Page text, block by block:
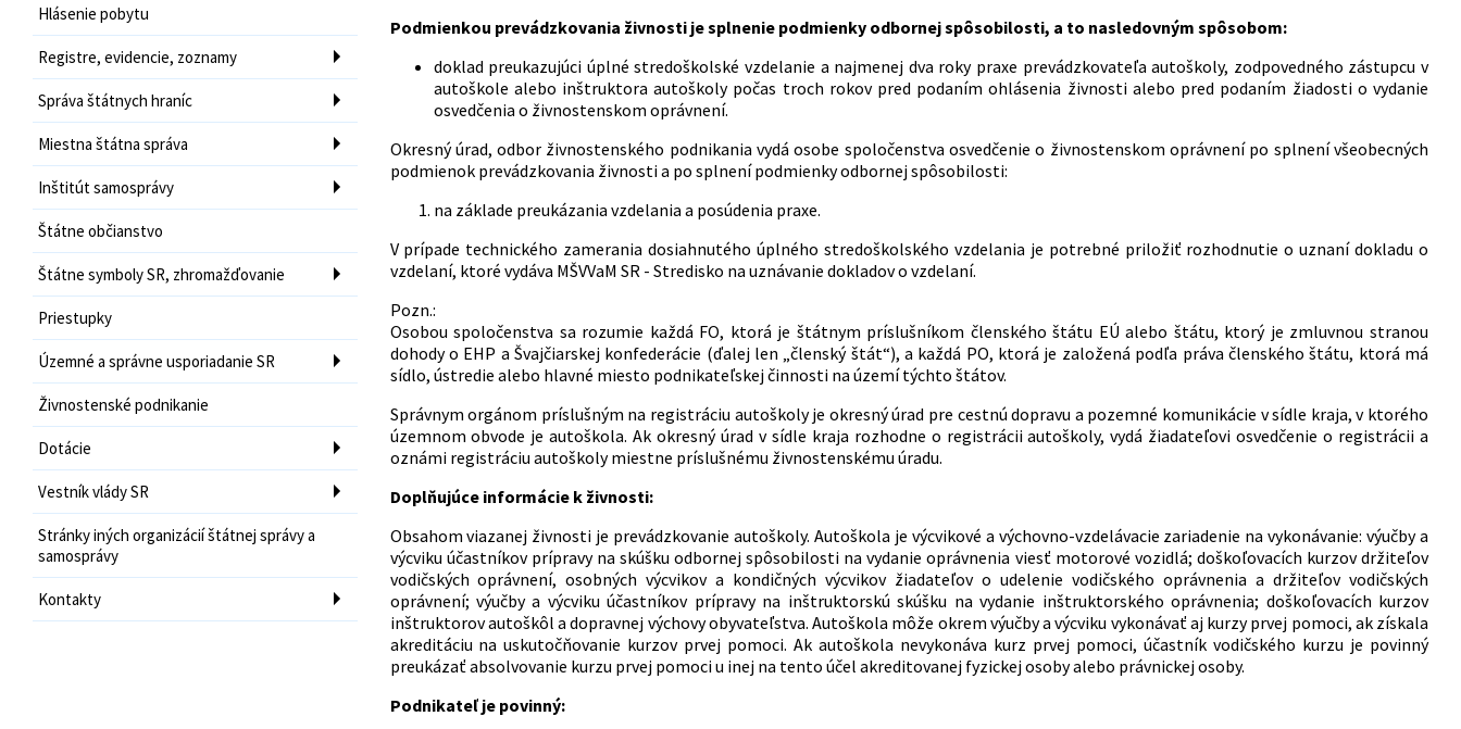
Hlásenie pobytu
Registre, evidencie, zoznamy
Správa štátnych hraníc
Miestna štátna správa
Inštitút samosprávy
Štátne občianstvo
Štátne symboly SR, zhromažďovanie
Priestupky
Územné a správne usporiadanie SR
Živnostenské podnikanie
Dotácie
Vestník vlády SR
Stránky iných organizácií štátnej správy a
samosprávy
Kontakty
Podmienkou prevádzkovania živnosti je splnenie podmienky odbornej spôsobilosti, a to nasledovným spôsobom:
doklad preukazujúci úplné stredoškolské vzdelanie a najmenej dva roky praxe prevádzkovateľa autoškoly, zodpovedného zástupcu v
autoškole alebo inštruktora autoškoly počas troch rokov pred podaním ohlásenia živnosti alebo pred podaním žiadosti o vydanie
osvedčenia o živnostenskom oprávnení.
Okresný úrad, odbor živnostenského podnikania vydá osobe spoločenstva osvedčenie o živnostenskom oprávnení po splnení všeobecných
podmienok prevádzkovania živnosti a po splnení podmienky odbornej spôsobilosti:
na základe preukázania vzdelania a posúdenia praxe.
V prípade technického zamerania dosiahnutého úplného stredoškolského vzdelania je potrebné priložiť rozhodnutie o uznaní dokladu o
vzdelaní, ktoré vydáva MŠVVaM SR - Stredisko na uznávanie dokladov o vzdelaní.
Pozn.:
Osobou spoločenstva sa rozumie každá FO, ktorá je štátnym príslušníkom členského štátu EÚ alebo štátu, ktorý je zmluvnou stranou
dohody o EHP a Švajčiarskej konfederácie (ďalej len „členský štát“), a každá PO, ktorá je založená podľa práva členského štátu, ktorá má
sídlo, ústredie alebo hlavné miesto podnikateľskej činnosti na území týchto štátov.
Správnym orgánom príslušným na registráciu autoškoly je okresný úrad pre cestnú dopravu a pozemné komunikácie v sídle kraja, v ktorého
územnom obvode je autoškola. Ak okresný úrad v sídle kraja rozhodne o registrácii autoškoly, vydá žiadateľovi osvedčenie o registrácii a
oznámi registráciu autoškoly miestne príslušnému živnostenskému úradu.
Doplňujúce informácie k živnosti:
Obsahom viazanej živnosti je prevádzkovanie autoškoly. Autoškola je výcvikové a výchovno-vzdelávacie zariadenie na vykonávanie: výučby a
výcviku účastníkov prípravy na skúšku odbornej spôsobilosti na vydanie oprávnenia viesť motorové vozidlá; doškoľovacích kurzov držiteľov
vodičských oprávnení, osobných výcvikov a kondičných výcvikov žiadateľov o udelenie vodičského oprávnenia a držiteľov vodičských
oprávnení; výučby a výcviku účastníkov prípravy na inštruktorskú skúšku na vydanie inštruktorského oprávnenia; doškoľovacích kurzov
inštruktorov autoškôl a dopravnej výchovy obyvateľstva. Autoškola môže okrem výučby a výcviku vykonávať aj kurzy prvej pomoci, ak získala
akreditáciu na uskutočňovanie kurzov prvej pomoci. Ak autoškola nevykonáva kurz prvej pomoci, účastník vodičského kurzu je povinný
preukázať absolvovanie kurzu prvej pomoci u inej na tento účel akreditovanej fyzickej osoby alebo právnickej osoby.
Podnikateľ je povinný: